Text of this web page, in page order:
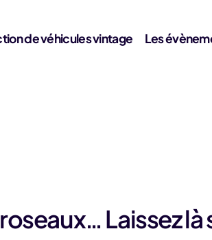
de véhicules vintage Les
Laissez là